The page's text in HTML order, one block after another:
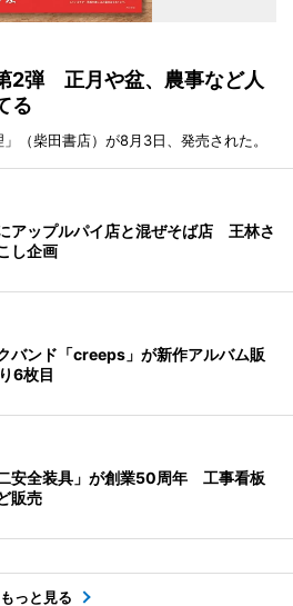
2弾 正月や盆、農事など人
る
（柴田書店）が8月3日、発売された。
アップルパイ店と混ぜそば店 王林さ
し企画
バンド「creeps」が新作アルバム販
6枚目
安全装具」が創業50周年 工事看板
販売
もっと見る